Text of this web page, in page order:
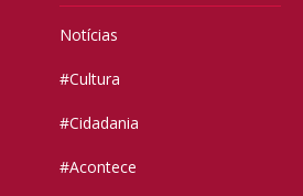
Notícias
#Cultura
#Cidadania
#Acontece